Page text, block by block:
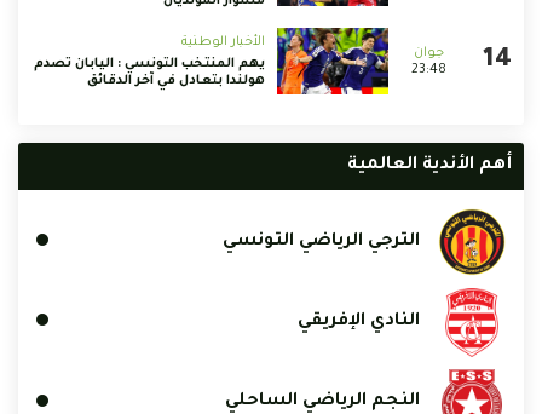
23:48
الأخبار الوطنية
يهم المنتخب التونسي : اليابان تصدم
هولندا بتعادل في آخر الدقائق
أهم الأندية العالمية
الترجي الرياضي التونسي
النادي الإفريقي
النجم الرياضي الساحلي